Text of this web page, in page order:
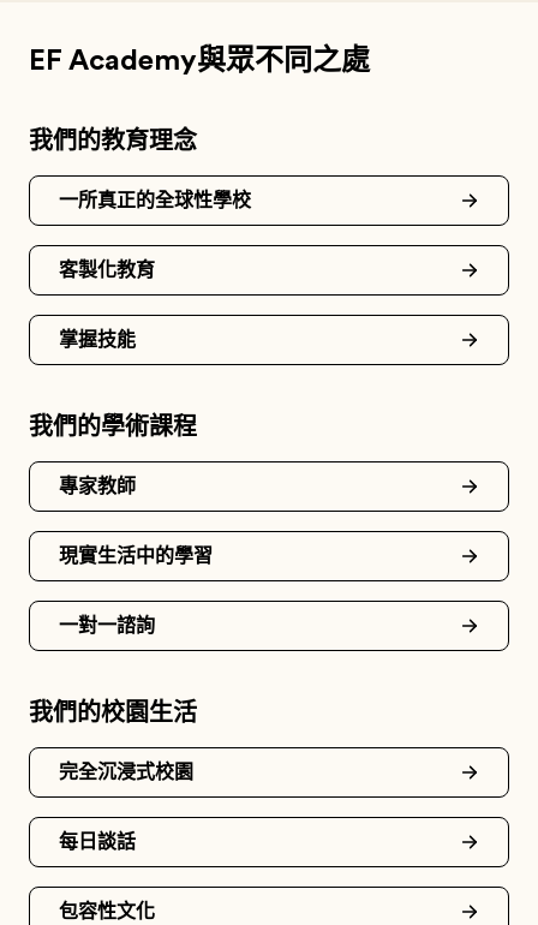
EF Academy與眾不同之處
我們的教育理念
一所真正的全球性學校
客製化教育
掌握技能
我們的學術課程
專家教師
現實生活中的學習
一對一諮詢
我們的校園生活
完全沉浸式校園
每日談話
包容性文化